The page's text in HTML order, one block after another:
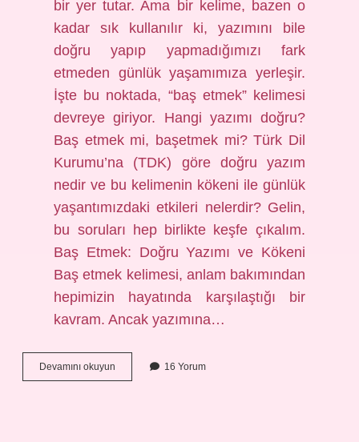
bir yer tutar. Ama bir kelime, bazen o
kadar sık kullanılır ki, yazımını bile
doğru yapıp yapmadığımızı fark
etmeden günlük yaşamımıza yerleşir.
İşte bu noktada, “baş etmek” kelimesi
devreye giriyor. Hangi yazımı doğru?
Baş etmek mi, başetmek mi? Türk Dil
Kurumu’na (TDK) göre doğru yazım
nedir ve bu kelimenin kökeni ile günlük
yaşantımızdaki etkileri nelerdir? Gelin,
bu soruları hep birlikte keşfe çıkalım.
Baş Etmek: Doğru Yazımı ve Kökeni
Baş etmek kelimesi, anlam bakımından
hepimizin hayatında karşılaştığı bir
kavram. Ancak yazımına…
Devamını okuyun
etmek
16 Yorum